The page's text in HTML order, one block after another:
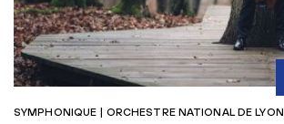
SYMPHONIQUE | ORCHESTRE NATIONAL DE LYON